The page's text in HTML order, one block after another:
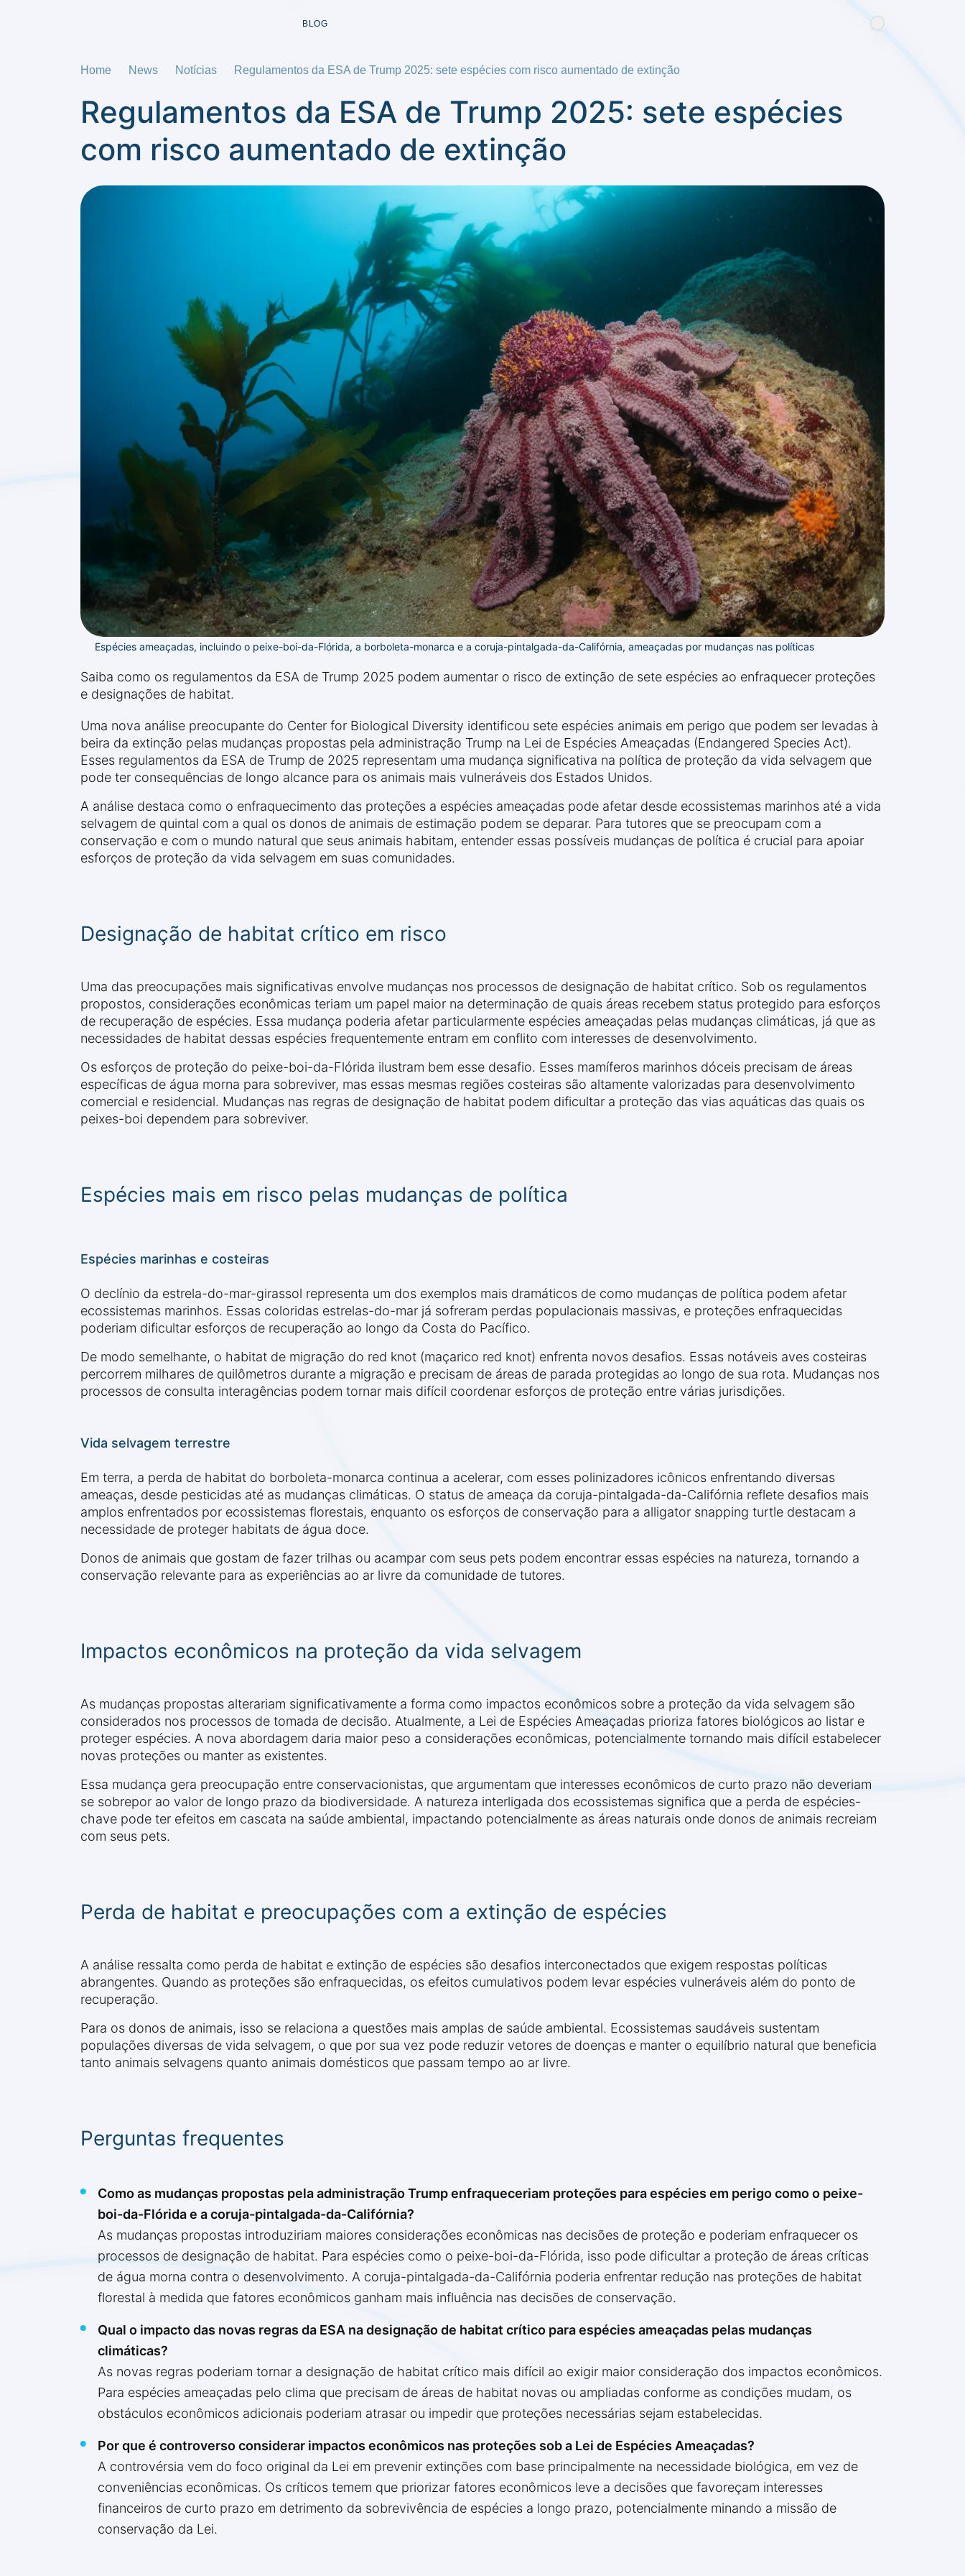
BLOG
Home News Notícias Regulamentos da ESA de Trump 2025: sete espécies com risco aumentado de extinção
Regulamentos da ESA de Trump 2025: sete espécies
com risco aumentado de extinção
Espécies ameaçadas, incluindo o peixe-boi-da-Flórida, a borboleta-monarca e a coruja-pintalgada-da-Califórnia, ameaçadas por mudanças nas políticas
Saiba como os regulamentos da ESA de Trump 2025 podem aumentar o risco de extinção de sete espécies ao enfraquecer proteções
e designações de habitat.
Uma nova análise preocupante do Center for Biological Diversity identificou sete espécies animais em perigo que podem ser levadas à
beira da extinção pelas mudanças propostas pela administração Trump na Lei de Espécies Ameaçadas (Endangered Species Act).
Esses regulamentos da ESA de Trump de 2025 representam uma mudança significativa na política de proteção da vida selvagem que
pode ter consequências de longo alcance para os animais mais vulneráveis dos Estados Unidos.
A análise destaca como o enfraquecimento das proteções a espécies ameaçadas pode afetar desde ecossistemas marinhos até a vida
selvagem de quintal com a qual os donos de animais de estimação podem se deparar. Para tutores que se preocupam com a
conservação e com o mundo natural que seus animais habitam, entender essas possíveis mudanças de política é crucial para apoiar
esforços de proteção da vida selvagem em suas comunidades.
Designação de habitat crítico em risco
Uma das preocupações mais significativas envolve mudanças nos processos de designação de habitat crítico. Sob os regulamentos
propostos, considerações econômicas teriam um papel maior na determinação de quais áreas recebem status protegido para esforços
de recuperação de espécies. Essa mudança poderia afetar particularmente espécies ameaçadas pelas mudanças climáticas, já que as
necessidades de habitat dessas espécies frequentemente entram em conflito com interesses de desenvolvimento.
Os esforços de proteção do peixe-boi-da-Flórida ilustram bem esse desafio. Esses mamíferos marinhos dóceis precisam de áreas
específicas de água morna para sobreviver, mas essas mesmas regiões costeiras são altamente valorizadas para desenvolvimento
comercial e residencial. Mudanças nas regras de designação de habitat podem dificultar a proteção das vias aquáticas das quais os
peixes-boi dependem para sobreviver.
Espécies mais em risco pelas mudanças de política
Espécies marinhas e costeiras
O declínio da estrela-do-mar-girassol representa um dos exemplos mais dramáticos de como mudanças de política podem afetar
ecossistemas marinhos. Essas coloridas estrelas-do-mar já sofreram perdas populacionais massivas, e proteções enfraquecidas
poderiam dificultar esforços de recuperação ao longo da Costa do Pacífico.
De modo semelhante, o habitat de migração do red knot (maçarico red knot) enfrenta novos desafios. Essas notáveis aves costeiras
percorrem milhares de quilômetros durante a migração e precisam de áreas de parada protegidas ao longo de sua rota. Mudanças nos
processos de consulta interagências podem tornar mais difícil coordenar esforços de proteção entre várias jurisdições.
Vida selvagem terrestre
Em terra, a perda de habitat do borboleta-monarca continua a acelerar, com esses polinizadores icônicos enfrentando diversas
ameaças, desde pesticidas até as mudanças climáticas. O status de ameaça da coruja-pintalgada-da-Califórnia reflete desafios mais
amplos enfrentados por ecossistemas florestais, enquanto os esforços de conservação para a alligator snapping turtle destacam a
necessidade de proteger habitats de água doce.
Donos de animais que gostam de fazer trilhas ou acampar com seus pets podem encontrar essas espécies na natureza, tornando a
conservação relevante para as experiências ao ar livre da comunidade de tutores.
Impactos econômicos na proteção da vida selvagem
As mudanças propostas alterariam significativamente a forma como impactos econômicos sobre a proteção da vida selvagem são
considerados nos processos de tomada de decisão. Atualmente, a Lei de Espécies Ameaçadas prioriza fatores biológicos ao listar e
proteger espécies. A nova abordagem daria maior peso a considerações econômicas, potencialmente tornando mais difícil estabelecer
novas proteções ou manter as existentes.
Essa mudança gera preocupação entre conservacionistas, que argumentam que interesses econômicos de curto prazo não deveriam
se sobrepor ao valor de longo prazo da biodiversidade. A natureza interligada dos ecossistemas significa que a perda de espécies-
chave pode ter efeitos em cascata na saúde ambiental, impactando potencialmente as áreas naturais onde donos de animais recreiam
com seus pets.
Perda de habitat e preocupações com a extinção de espécies
A análise ressalta como perda de habitat e extinção de espécies são desafios interconectados que exigem respostas políticas
abrangentes. Quando as proteções são enfraquecidas, os efeitos cumulativos podem levar espécies vulneráveis além do ponto de
recuperação.
Para os donos de animais, isso se relaciona a questões mais amplas de saúde ambiental. Ecossistemas saudáveis sustentam
populações diversas de vida selvagem, o que por sua vez pode reduzir vetores de doenças e manter o equilíbrio natural que beneficia
tanto animais selvagens quanto animais domésticos que passam tempo ao ar livre.
Perguntas frequentes
Como as mudanças propostas pela administração Trump enfraqueceriam proteções para espécies em perigo como o peixe-
boi-da-Flórida e a coruja-pintalgada-da-Califórnia?
As mudanças propostas introduziriam maiores considerações econômicas nas decisões de proteção e poderiam enfraquecer os
processos de designação de habitat. Para espécies como o peixe-boi-da-Flórida, isso pode dificultar a proteção de áreas críticas
de água morna contra o desenvolvimento. A coruja-pintalgada-da-Califórnia poderia enfrentar redução nas proteções de habitat
florestal à medida que fatores econômicos ganham mais influência nas decisões de conservação.
Qual o impacto das novas regras da ESA na designação de habitat crítico para espécies ameaçadas pelas mudanças
climáticas?
As novas regras poderiam tornar a designação de habitat crítico mais difícil ao exigir maior consideração dos impactos econômicos.
Para espécies ameaçadas pelo clima que precisam de áreas de habitat novas ou ampliadas conforme as condições mudam, os
obstáculos econômicos adicionais poderiam atrasar ou impedir que proteções necessárias sejam estabelecidas.
Por que é controverso considerar impactos econômicos nas proteções sob a Lei de Espécies Ameaçadas?
A controvérsia vem do foco original da Lei em prevenir extinções com base principalmente na necessidade biológica, em vez de
conveniências econômicas. Os críticos temem que priorizar fatores econômicos leve a decisões que favoreçam interesses
financeiros de curto prazo em detrimento da sobrevivência de espécies a longo prazo, potencialmente minando a missão de
conservação da Lei.